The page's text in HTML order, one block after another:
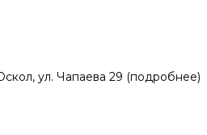
ул. Чапаева 29 (подробнее)